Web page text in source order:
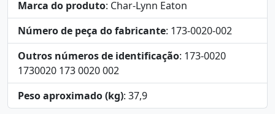
Marca do produto: Char-Lynn Eaton
Número de peça do fabricante: 173-0020-002
Outros números de identificação: 173-0020
1730020 173 0020 002
Peso aproximado (kg): 37,9